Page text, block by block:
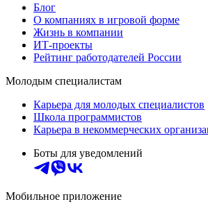
Блог
О компаниях в игровой форме
Жизнь в компании
ИТ-проекты
Рейтинг работодателей России
Молодым специалистам
Карьера для молодых специалистов
Школа программистов
Карьера в некоммерческих
Боты для уведомлений
Мобильное приложение